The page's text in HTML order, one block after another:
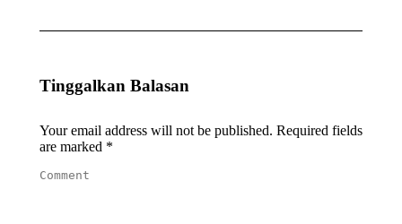
Tinggalkan Balasan
Your email address will not be published. Required fields
are marked *
Comment